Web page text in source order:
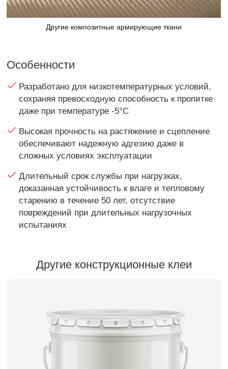
Другие композитные армирующие ткани
Особенности
Разработано для низкотемпературных условий,
сохраняя превосходную способность к пропитке
даже при температуре -5°C
Высокая прочность на растяжение и сцепление
обеспечивают надежную адгезию даже в
сложных условиях эксплуатации
Длительный срок службы при нагрузках,
доказанная устойчивость к влаге и тепловому
старению в течение 50 лет, отсутствие
повреждений при длительных нагрузочных
испытаниях
Другие конструкционные клеи